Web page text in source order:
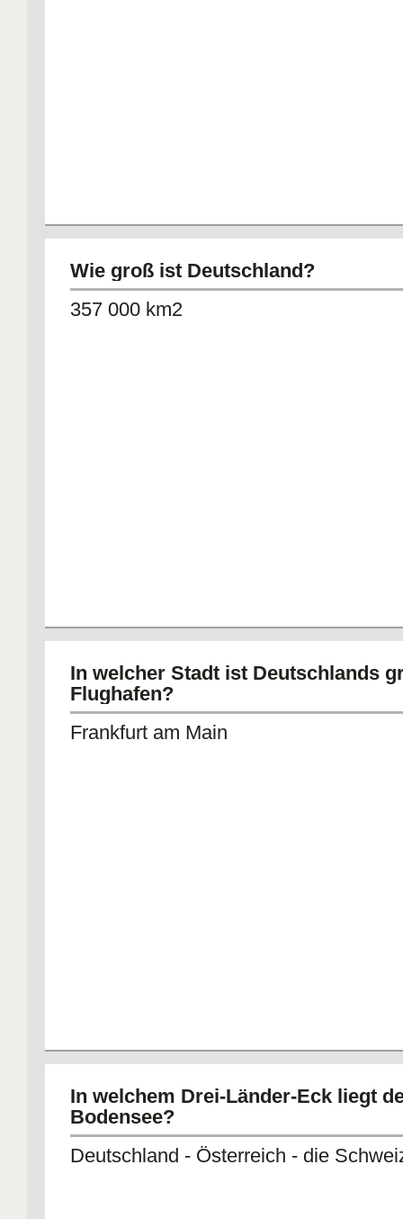
Wie groß ist Deutschland?
357 000 km2
In welcher Stadt ist Deutschlands
Flughafen?
Frankfurt am Main
In welchem Drei-Länder-Eck liegt
Bodensee?
Deutschland - Österreich - die